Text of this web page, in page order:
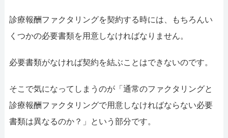
お問合せ
査定依頼
お問い合わせ
052-414-4107 092-419-2433
おすすめ記事
ファクタリングで即日資金調達するための方法
診療報酬ファクタリングを契約する時には、もちろんい
くつかの必要書類を用意しなければなりません。
必要書類がなければ契約を結ぶことはできないのです。
そこで気になってしまうのが「通常のファクタリングと
診療報酬ファクタリングで用意しなければならない必要
書類は異なるのか？」という部分です。